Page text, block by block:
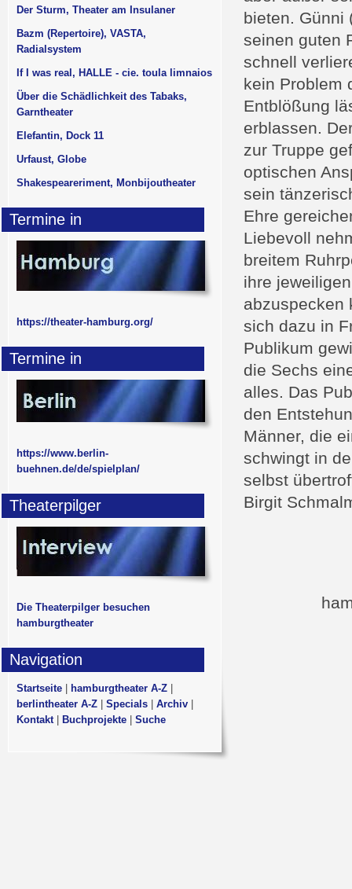
bieten. Günni
seinen guten
schnell
kein Problem
Entblößung
erblassen.
zur Truppe
optischen
sein
Ehre
Liebevoll
breitem
ihre
abzuspecken
sich dazu in
Publikum
die Sechs
alles. Das
den
Männer, die
schwingt in
selbst
Birgit
Der Sturm, Theater am Insulaner
Bazm (Repertoire), VASTA,
Radialsystem
If I was real, HALLE - cie. toula limnaios
Über die Schädlichkeit des Tabaks,
Garntheater
Elefantin, Dock 11
Urfaust, Globe
Shakespeareriment, Monbijoutheater
Termine in
https://theater-hamburg.org/
Termine in
https://www.berlin-
buehnen.de/de/spielplan/
Theaterpilger
Die Theaterpilger besuchen
hamburgtheater
Navigation
Startseite hamburgtheater A-Z
berlintheater A-Z
Specials Archiv
Kontakt| Buchprojekte Suche